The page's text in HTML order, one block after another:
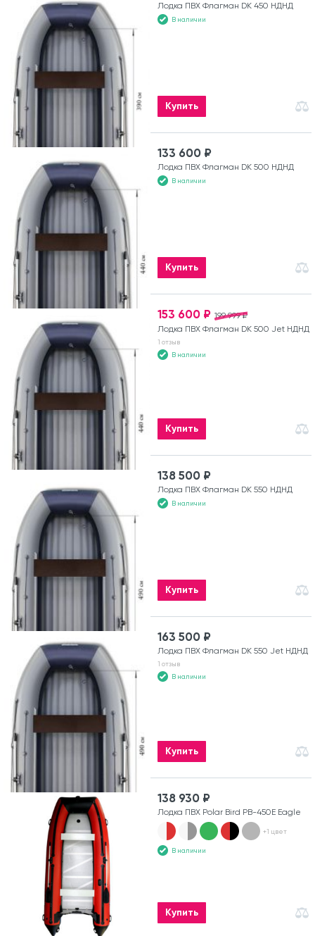
Лодка ПВХ Флагман DK 450 НДНД
В наличии
Купить
133 600 ₽
Лодка ПВХ Флагман DK 500 НДНД
В наличии
Купить
199 999 ₽
153 600 ₽
Лодка ПВХ Флагман DK 500 Jet НДНД
1 отзыв
В наличии
Купить
138 500 ₽
Лодка ПВХ Флагман DK 550 НДНД
В наличии
Купить
163 500 ₽
Лодка ПВХ Флагман DK 550 Jet НДНД
1 отзыв
В наличии
Купить
138 930 ₽
Лодка ПВХ Polar Bird PB-450E Eagle
+1 цвет
В наличии
Купить